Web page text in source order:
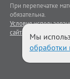
При перепечатке
обязательна.
Условия
сайта
Контакты
Мы